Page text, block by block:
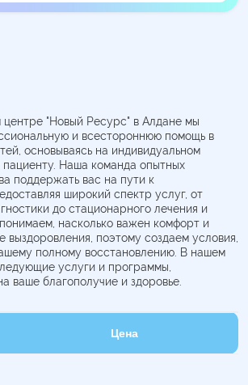
центре "Новый Ресурс" в Алдане мы
и всестороннюю помощь в
основываясь на индивидуальном
Наша команда опытных
поддержать вас на пути к
широкий спектр услуг, от
до стационарного лечения и
насколько важен комфорт и
выздоровления, поэтому создаем условия,
полному восстановлению. В нашем
услуги и программы,
ваше благополучие и здоровье.
Цена